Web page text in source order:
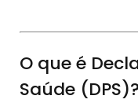
O que é
Saúde (DPS)?